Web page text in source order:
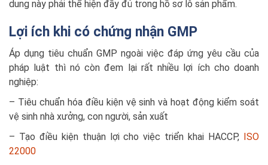
dung này phải thể hiện đầy đủ trong hồ sơ lô sản phẩm.
Lợi ích khi có chứng nhận GMP
Áp dụng tiêu chuẩn GMP ngoài việc đáp ứng yêu cầu của
pháp luật thì nó còn đem lại rất nhiều lợi ích cho doanh
nghiệp:
– Tiêu chuẩn hóa điều kiện vệ sinh và hoạt động kiểm soát
vệ sinh nhà xưởng, con người, sản xuất
– Tạo điều kiện thuận lợi cho việc triển khai HACCP,
ISO
22000